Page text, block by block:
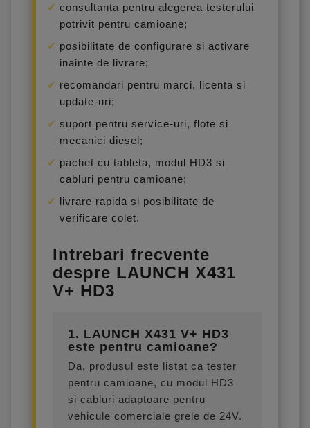
consultanta pentru alegerea testerului
potrivit pentru camioane;
posibilitate de configurare si activare
inainte de livrare;
recomandari pentru marci, licenta si
update-uri;
suport pentru service-uri, flote si
mecanici diesel;
pachet cu tableta, modul HD3 si
cabluri pentru camioane;
livrare rapida si posibilitate de
verificare colet.
Intrebari frecvente
despre LAUNCH X431
V+ HD3
1. LAUNCH X431 V+ HD3
este pentru camioane?
Da, produsul este listat ca tester
pentru camioane, cu modul HD3
si cabluri adaptoare pentru
vehicule comerciale grele de 24V.